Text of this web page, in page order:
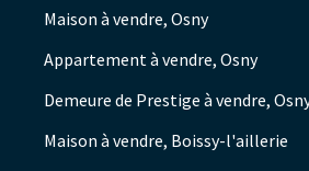
Maison à vendre, Osny
Appartement à vendre, Osny
Demeure de Prestige à vendre,
Maison à vendre, Boissy-l'aillerie